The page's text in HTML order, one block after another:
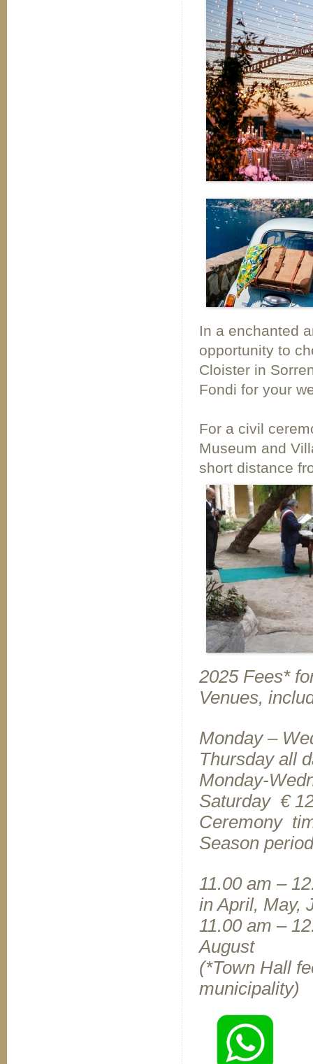
In a enchanted
opportunity to
Cloister in
Fondi for your
For a civil
Museum and
short distance
2025 Fees*
Venues,
Monday –
Thursday all
Monday-
Saturday €
Ceremony
Season
11.00 am –
in April, May,
11.00 am –
August
(*Town Hall
municipality)